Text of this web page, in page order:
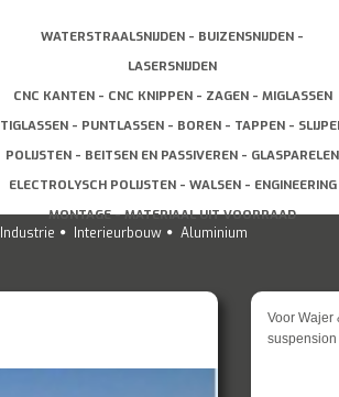
WATERSTRAALSNIJDEN - BUIZENSNIJDEN -
LASERSNIJDEN
CNC KANTEN - CNC KNIPPEN - ZAGEN - MIGLASSEN
TIGLASSEN - PUNTLASSEN - BOREN - TAPPEN -
POLIJSTEN - BEITSEN EN PASSIVEREN - GLASPARELEN
ELECTROLYSCH POLIJSTEN - WALSEN - ENGINEERING
MONTAGE - MATERIAAL UIT VOORRAAD
Industrie Interieurbouw Aluminium
Voor Wajer